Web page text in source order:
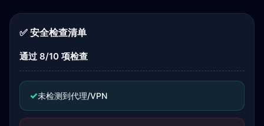
✅ 安全检查清单
通过 8/10 项检查
✓未检测到代理/VPN